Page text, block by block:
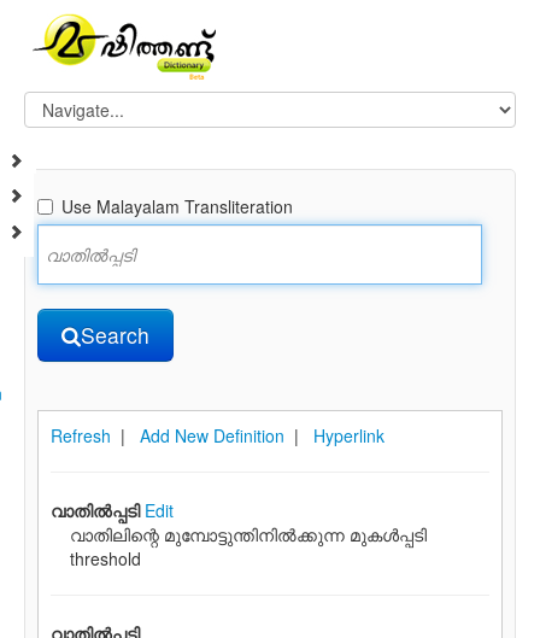
Use Malayalam Transliteration
Search
Refresh | Add New Definition | Hyperlink
വാതില്‍പ്പടി Edit
വാതിലിന്റെ മുമ്പോട്ടുന്തിനില്‍ക്കുന്ന മുകള്‍പ്പടി
threshold
വാതില്‍പ്പടി